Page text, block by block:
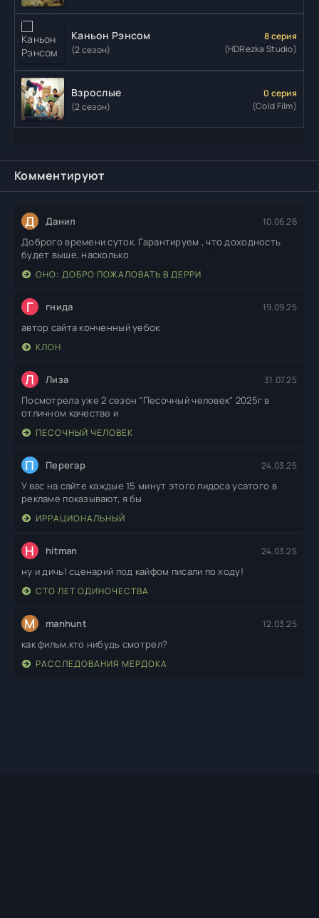
Каньон Рэнсом
(2 сезон)
8 серия
(HDRezka Studio)
Взрослые
(2 сезон)
0 серия
(Cold Film)
Комментируют
Д Данил 10.06.26
Доброго времени суток. Гарантируем , что доходность
будет выше, насколько
ОНО: ДОБРО ПОЖАЛОВАТЬ В ДЕРРИ
Г гнида 19.09.25
автор сайта конченный уебок
КЛОН
Л Лиза 31.07.25
Посмотрела уже 2 сезон "Песочный человек" 2025г в
отличном качестве и
ПЕСОЧНЫЙ ЧЕЛОВЕК
П Перегар 24.03.25
У вас на сайте каждые 15 минут этого пидоса усатого в
рекламе показывают, я бы
ИРРАЦИОНАЛЬНЫЙ
H hitman 24.03.25
ну и дичь! сценарий под кайфом писали по ходу!
СТО ЛЕТ ОДИНОЧЕСТВА
M manhunt 12.03.25
как фильм,кто нибудь смотрел?
РАССЛЕДОВАНИЯ МЕРДОКА